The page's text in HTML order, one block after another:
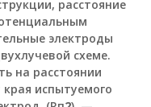
расстояние
электроды
схеме.
на расстоянии
края испытуемого